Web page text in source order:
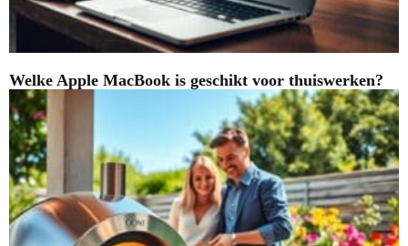
Welke Apple MacBook is geschikt voor thuiswerken?